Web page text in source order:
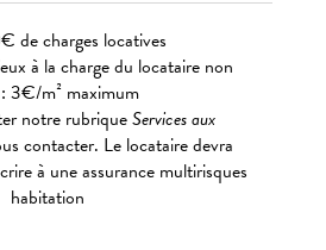
de charges locatives
à la charge du locataire non
3€/m² maximum
notre rubriqueServices aux
contacter. Le locataire devra
à une assurance multirisques
habitation